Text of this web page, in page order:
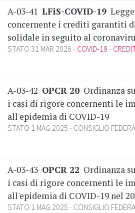
A-03-41 LFiS-COVID-19
concernente i crediti garantiti
solidale in seguito al
STATO 31 MAR 2026 COVID-19
A-03-42 OPCR 20 Ordinanza
i casi di rigore concernenti le
all'epidemia di COVID-19
STATO 1 MAG 2025 CONSIGLIO
A-03-43 OPCR 22 Ordinanza
i casi di rigore concernenti le
all'epidemia di COVID-19 nel
STATO 1 MAG 2025 CONSIGLIO